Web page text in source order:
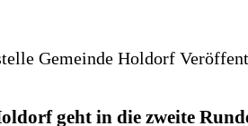
Gemeinde Holdorf
geht in die zweite